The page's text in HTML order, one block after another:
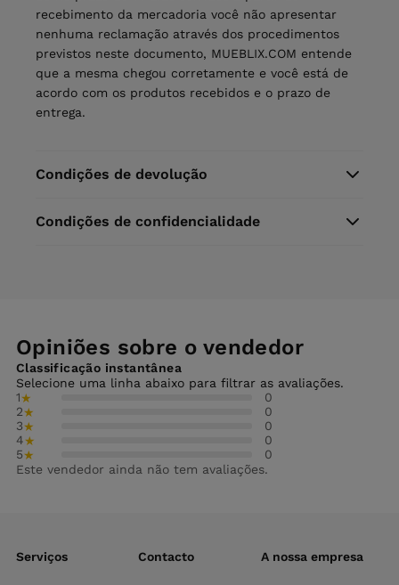
recebimento da mercadoria você não apresentar
nenhuma reclamação através dos procedimentos
previstos neste documento, MUEBLIX.COM entende
que a mesma chegou corretamente e você está de
acordo com os produtos recebidos e o prazo de
entrega.
Condições de devolução
Condições de confidencialidade
Opiniões sobre o vendedor
Classificação instantânea
Selecione uma linha abaixo para filtrar as avaliações.
1★
0
2★
0
3★
0
4★
0
5★
0
Este vendedor ainda não tem avaliações.
Serviços Contacto A nossa empresa